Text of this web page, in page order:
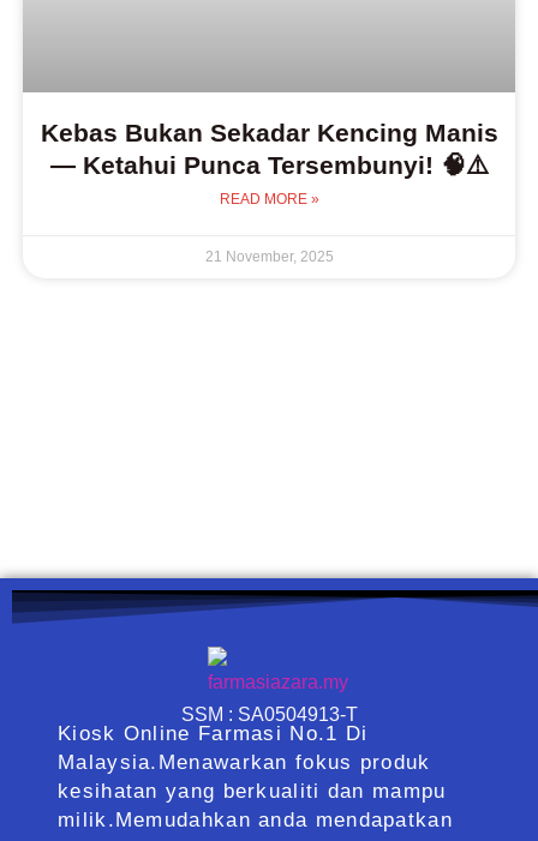
Kebas Bukan Sekadar Kencing Manis
— Ketahui Punca Tersembunyi! 🧠⚠️
READ MORE »
21 November, 2025
SSM : SA0504913-T
Kiosk Online Farmasi No.1 Di
Malaysia.Menawarkan fokus produk
kesihatan yang berkualiti dan mampu
milik.Memudahkan anda mendapatkan